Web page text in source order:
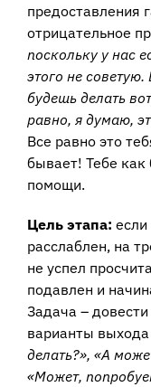
предоставления
отрицательное
поскольку у нас
этого не
будешь делать
равно, я думаю,
Все равно это
бывает! Тебе
помощи.
Цель этапа:
расслаблен, на
не успел
подавлен и
Задача –
варианты
делать?», «А
«Может,